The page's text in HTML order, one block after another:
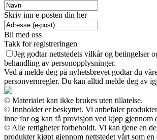
Skriv inn e-posten din her
Bli med oss
Takk for registreringen
Jeg godtar nettstedets vilkår og betingelser
behandling av personopplysninger.
Ved å melde deg på nyhetsbrevet godtar du
personvernregler. Du kan alltid melde deg av
© Materialet kan ikke brukes uten tillatelse.
© Innholdet er beskyttet. Vi anbefaler
inne for og kan få provisjon ved kjøp gjennom
© Alle rettigheter forbeholdt. Vi kan tjene en
produkter kjøpt gjennom nettstedet vårt som en